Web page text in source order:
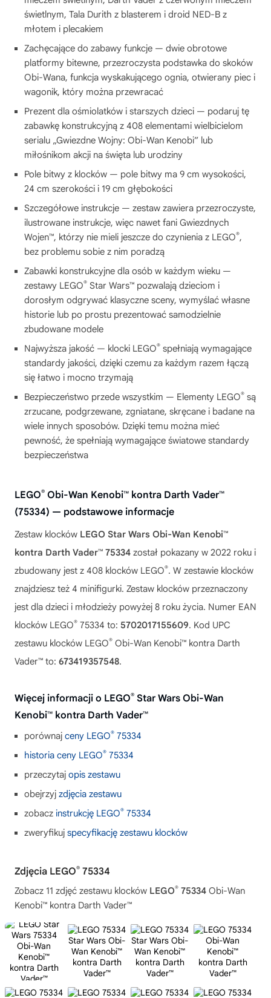
świetlnym, Tala Durith z blasterem i droid NED-B z
młotem i plecakiem
Zachęcające do zabawy funkcje — dwie obrotowe
platformy bitewne, przezroczysta podstawka do skoków
Obi-Wana, funkcja wyskakującego ognia, otwierany piec i
wagonik, który można przewracać
Prezent dla ośmiolatków i starszych dzieci — podaruj tę
zabawkę konstrukcyjną z 408 elementami wielbicielom
serialu „Gwiezdne Wojny: Obi-Wan Kenobi” lub
miłośnikom akcji na święta lub urodziny
Pole bitwy z klocków — pole bitwy ma 9 cm wysokości,
24 cm szerokości i 19 cm głębokości
Szczegółowe instrukcje — zestaw zawiera przezroczyste,
ilustrowane instrukcje, więc nawet fani Gwiezdnych
Wojen™, którzy nie mieli jeszcze do czynienia z LEGO®,
bez problemu sobie z nim poradzą
Zabawki konstrukcyjne dla osób w każdym wieku —
zestawy LEGO® Star Wars™ pozwalają dzieciom i
dorosłym odgrywać klasyczne sceny, wymyślać własne
historie lub po prostu prezentować samodzielnie
zbudowane modele
Najwyższa jakość — klocki LEGO® spełniają wymagające
standardy jakości, dzięki czemu za każdym razem łączą
się łatwo i mocno trzymają
Bezpieczeństwo przede wszystkim — Elementy LEGO® są
zrzucane, podgrzewane, zgniatane, skręcane i badane na
wiele innych sposobów. Dzięki temu można mieć
pewność, że spełniają wymagające światowe standardy
bezpieczeństwa
LEGO® Obi-Wan Kenobi™ kontra Darth Vader™
(75334) — podstawowe informacje
Zestaw klocków LEGO Star Wars Obi-Wan Kenobi™
kontra Darth Vader™ 75334 został pokazany w 2022 roku i
zbudowany jest z 408 klocków LEGO®. W zestawie klocków
znajdziesz też 4 minifigurki. Zestaw klocków przeznaczony
jest dla dzieci i młodzieży powyżej 8 roku życia. Numer EAN
klocków LEGO® 75334 to: 5702017155609. Kod UPC
zestawu klocków LEGO® Obi-Wan Kenobi™ kontra Darth
Vader™ to: 673419357548.
Więcej informacji o LEGO® Star Wars Obi-Wan
Kenobi™ kontra Darth Vader™
porównaj ceny LEGO® 75334
historia ceny LEGO® 75334
przeczytaj opis zestawu
obejrzyj zdjęcia zestawu
zobacz instrukcję LEGO® 75334
zweryfikuj specyfikację zestawu klocków
Zdjęcia LEGO® 75334
Zobacz 11 zdjęć zestawu klocków LEGO® 75334 Obi-Wan
Kenobi™ kontra Darth Vader™